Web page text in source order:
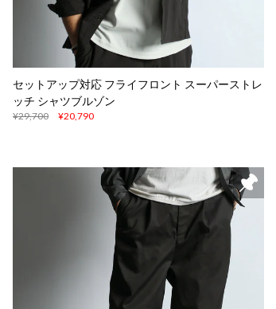
セットアップ対応 フライフロント スーパーストレ
ッチ シャツブルゾン
¥29,700 ¥20,790